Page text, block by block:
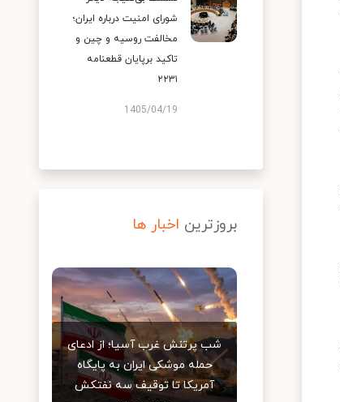
شورای امنیت درباره ایران؛
مخالفت روسیه و چین و
تاکید برپایان قطعنامه
۲۲۳۱
1405/04/19
بروزترین اخبار ها
شب پرتنش غرب آسیا؛ از ادعای
حمله موشکی ایران به پایگاه
آمریکا تا توقیف سه نفتکش